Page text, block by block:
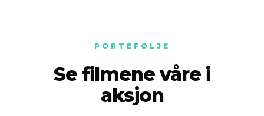
PORTEFØLJE
Se filmene våre i
aksjon